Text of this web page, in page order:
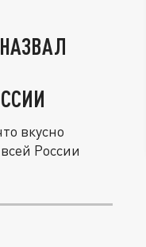
вкусно
России